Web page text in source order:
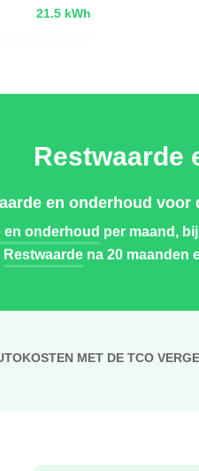
21.5 kWh
Restwaarde
en onderhoud voor
en onderhoud per maand,
Restwaardena 20 maanden
MET DE TCO